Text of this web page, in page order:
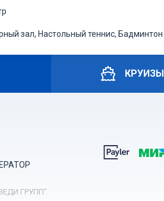
зал, Настольный теннис, Бадминтон
КРУИЗЫ
ГРУПП".